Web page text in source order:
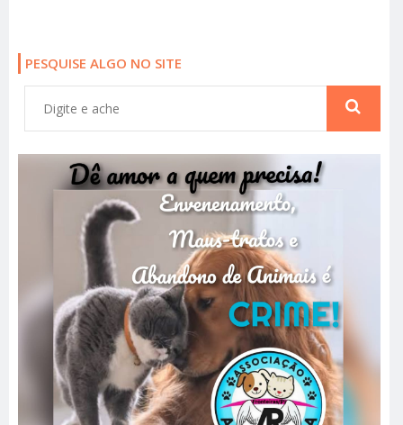
PESQUISE ALGO NO SITE